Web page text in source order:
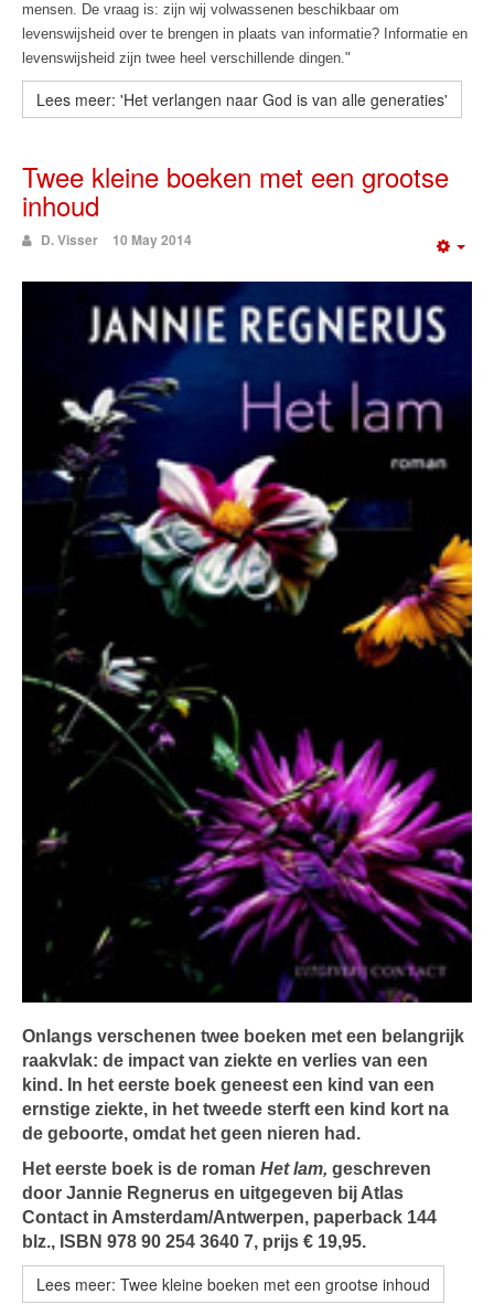
mensen. De vraag is: zijn wij volwassenen beschikbaar om
levenswijsheid over te brengen in plaats van informatie? Informatie en
levenswijsheid zijn twee heel verschillende dingen."
Lees meer: 'Het verlangen naar God is van alle generaties'
Twee kleine boeken met een grootse
inhoud
D. Visser 10 May 2014
Onlangs verschenen twee boeken met een belangrijk
raakvlak: de impact van ziekte en verlies van een
kind. In het eerste boek geneest een kind van een
ernstige ziekte, in het tweede sterft een kind kort na
de geboorte, omdat het geen nieren had.
Het eerste boek is de roman Het lam, geschreven
door Jannie Regnerus en uitgegeven bij Atlas
Contact in Amsterdam/Antwerpen, paperback 144
blz., ISBN 978 90 254 3640 7, prijs € 19,95.
Lees meer: Twee kleine boeken met een grootse inhoud